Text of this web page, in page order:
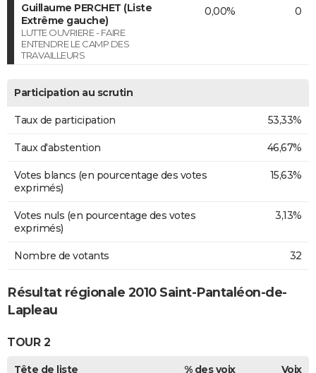
Guillaume PERCHET (Liste
Extrême gauche)
LUTTE OUVRIERE - FAIRE
ENTENDRE LE CAMP DES
TRAVAILLEURS
0,00% 0
Participation au scrutin
Taux de participation 53,33%
Taux d'abstention 46,67%
Votes blancs (en pourcentage des votes
exprimés)
15,63%
Votes nuls (en pourcentage des votes
exprimés)
3,13%
Nombre de votants 32
Résultat régionale 2010 Saint-Pantaléon-de-
Lapleau
TOUR 2
Tête de liste % des voix Voix